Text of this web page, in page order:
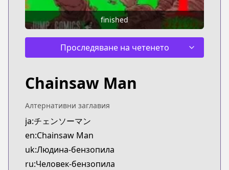
finished
Проследяване на четенето
Chainsaw Man
Алтернативни заглавия
ja:チェンソーマン
en:Chainsaw Man
uk:Людина-бензопила
ru:Человек-бензопила